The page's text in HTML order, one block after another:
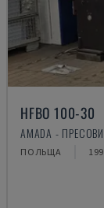
HFBO 100-30
AMADA -
ПОЛЬЩА